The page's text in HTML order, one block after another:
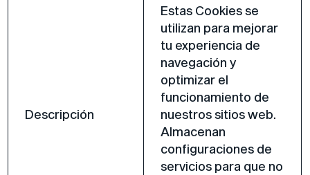
Descripción
Estas Cookies se
utilizan para mejorar
tu experiencia de
navegación y
optimizar el
funcionamiento de
nuestros sitios web.
Almacenan
configuraciones de
servicios para que no